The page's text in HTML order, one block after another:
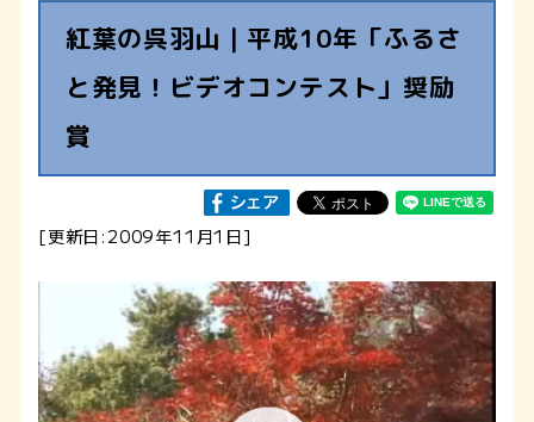
紅葉の呉羽山｜平成10年「ふるさ
と発見！ビデオコンテスト」奨励
賞
[更新日:2009年11月1日]